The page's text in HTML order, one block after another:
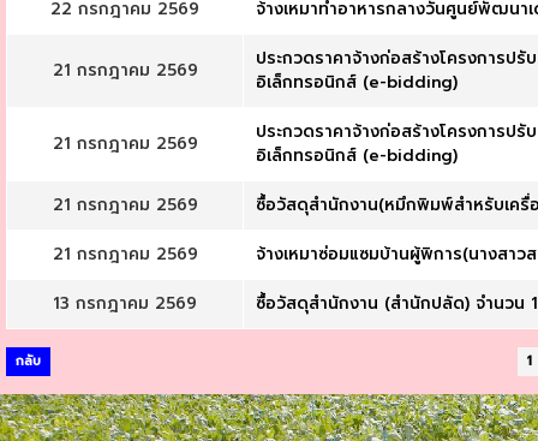
22 กรกฎาคม 2569
จ้างเหมาทำอาหารกลางวันศูนย์พัฒนา
21 กรกฎาคม 2569
ประกวดราคาจ้างก่อสร้างโครงการป
อิเล็กทรอนิกส์ (e-bidding)
21 กรกฎาคม 2569
ประกวดราคาจ้างก่อสร้างโครงการป
อิเล็กทรอนิกส์ (e-bidding)
21 กรกฎาคม 2569
ซื้อวัสดุสำนักงาน(หมึกพิมพ์สำหรับเครื่
21 กรกฎาคม 2569
จ้างเหมาซ่อมแซมบ้านผู้พิการ(นางสา
13 กรกฎาคม 2569
ซื้อวัสดุสำนักงาน (สำนักปลัด) จำนวน
กลับ 1